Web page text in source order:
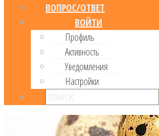
ВОПРОС/ОТВЕТ
ВОЙТИ
Профиль
Активность
Уведомления
Настройки